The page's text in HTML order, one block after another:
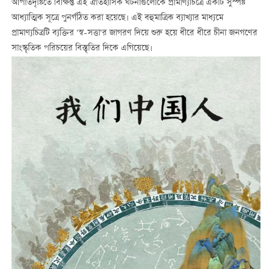
আপাতদৃষ্টিতে বিক্ষিপ্ত এই ঐতিহাসিক ঘটনাগুলোকে প্রামাণ্যচিত্রে একটি সুস্পষ্ট
আধ্যাত্মিক সূত্রে পুনর্গঠিত করা হয়েছে। এই বহুমাত্রিক ব্যাখ্যার মাধ্যমে
প্রামাণ্যচিত্রটি ব্যক্তির 'স্ব-সত্তা'র জাগরণ দিয়ে শুরু হয়ে ধীরে ধীরে চীনা জনগণের
সাংস্কৃতিক পরিচয়ের বিস্তৃতির দিকে এগিয়েছে।